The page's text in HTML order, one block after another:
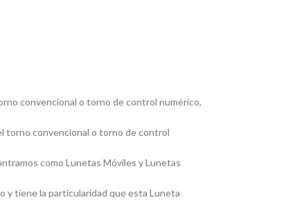
convencional o torno de control numérico,
torno convencional o torno de control
como Lunetas Móviles y Lunetas
y tiene la particularidad que esta Luneta